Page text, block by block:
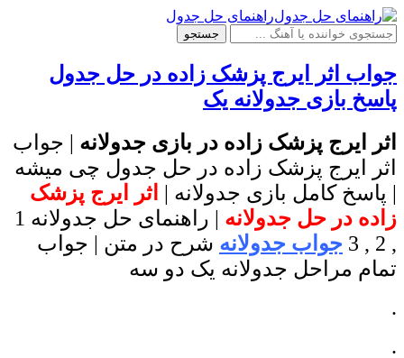
راهنمای حل جدول
جستجو
جواب اثر ایرج پزشک زاده در حل جدول
پاسخ بازی جدولانه یک
اثر ایرج پزشک زاده در بازی جدولانه | جواب
اثر ایرج پزشک زاده در حل جدول چی میشه
| پاسخ کامل بازی جدولانه | اثر ایرج پزشک
زاده در حل جدولانه
| راهنمای حل جدولانه 1
, 2 , 3
جواب جدولانه شرح در متن | جواب
تمام مراحل جدولانه یک دو سه
.
.